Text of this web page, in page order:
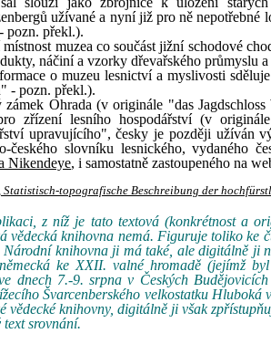
užívané a nyní již pro ně
pozn. překl.).
místnost muzea co součást jižní schodové
náčiní a vzorky dřevařského průmyslu
o muzeu lesnictví a myslivosti
- pozn. překl.).
zámek Ohrada (v originále "das
zřízení lesního hospodářství (v
upravujícího", česky je později užíván
českého slovníku lesnického, vydaného
Nikendeye, i samostatně zastoupeného na
Statistisch-topografische Beschreibung der
z níž je tato textová (konkrétnost a
vědecká knihovna nemá. Figuruje toliko ke
Národní knihovna ji má také, ale digitálně ji
ke XXII. valné hromadě (jejímž
dnech 7.-9. srpna v Českých
Švarcenberského velkostatku
vědecké knihovny, digitálně ji však
text srovnání.